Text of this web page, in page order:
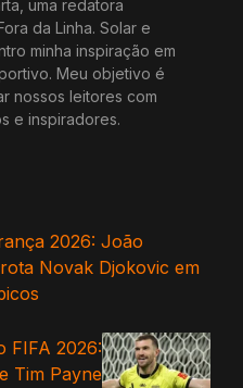
uma redatora
da Linha. Solar e
minha inspiração em
Meu objetivo é
nossos leitores com
e inspiradores.
2026: João
Novak Djokovic em
FIFA 2026:
Tim Payne